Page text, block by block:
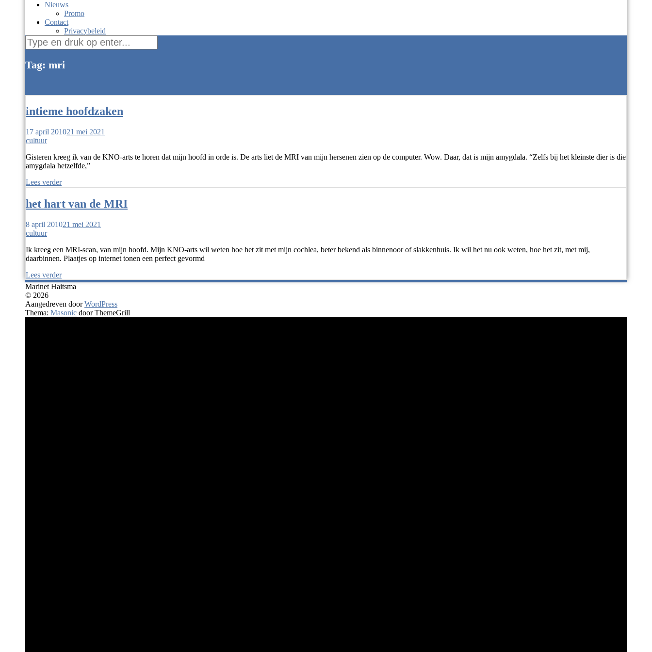
Nieuws
Promo
Contact
Privacybeleid
Zoek
naar:
Tag: mri
intieme hoofdzaken
17 april 201021 mei 2021
cultuur
Gisteren kreeg ik van de KNO-arts te horen dat mijn hoofd in orde is. De arts liet de MRI van mijn hersenen zien op de computer. Wow. Daar, dat is mijn amygdala. “Zelfs bij het kleinste dier is die
amygdala hetzelfde,”
Lees verder
het hart van de MRI
8 april 201021 mei 2021
cultuur
Ik kreeg een MRI-scan, van mijn hoofd. Mijn KNO-arts wil weten hoe het zit met mijn cochlea, beter bekend als binnenoor of slakkenhuis. Ik wil het nu ook weten, hoe het zit, met mij,
daarbinnen. Plaatjes op internet tonen een perfect gevormd
Lees verder
Marinet Haitsma
© 2026
Aangedreven doorWordPress
Thema: Masonic door ThemeGrill